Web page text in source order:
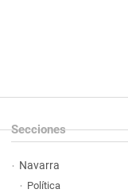
Secciones
Navarra
Política